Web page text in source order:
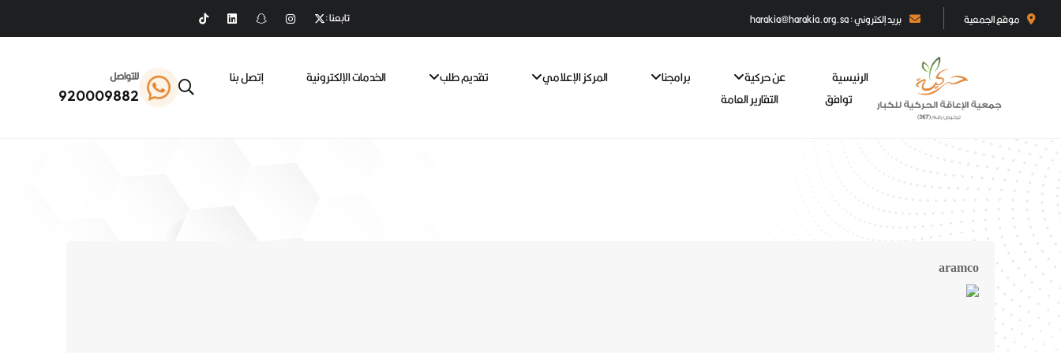
موقع الجمعية بريد إلكتروني : harakia@harakia.org.sa تابعنا :
الرئيسية عن حركية برامجنا المركز الإعلامي تقديم طلب الخدمات الإلكترونية
إتصل بنا
توافق
التقارير العامة
للتواصل
920009882
aramco